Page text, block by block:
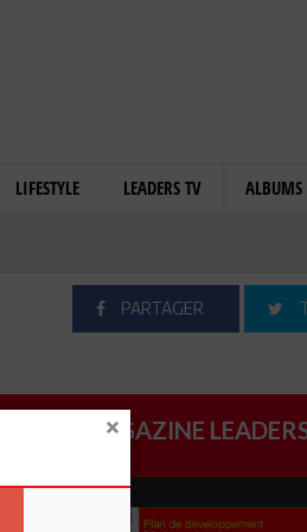
LIFESTYLE LEADERS TV ALBUMS
PARTAGER
MAGAZINE